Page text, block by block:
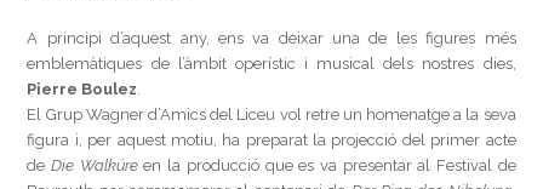
A principi d’aquest any, ens va deixar una de les figures més
emblemàtiques de l’àmbit operístic i musical dels nostres dies,
Pierre Boulez.
El Grup Wagner d’Amics del Liceu vol retre un homenatge a la seva
figura i, per aquest motiu, ha preparat la projecció del primer acte
deDie Walküreen la producció que es va presentar al Festival de